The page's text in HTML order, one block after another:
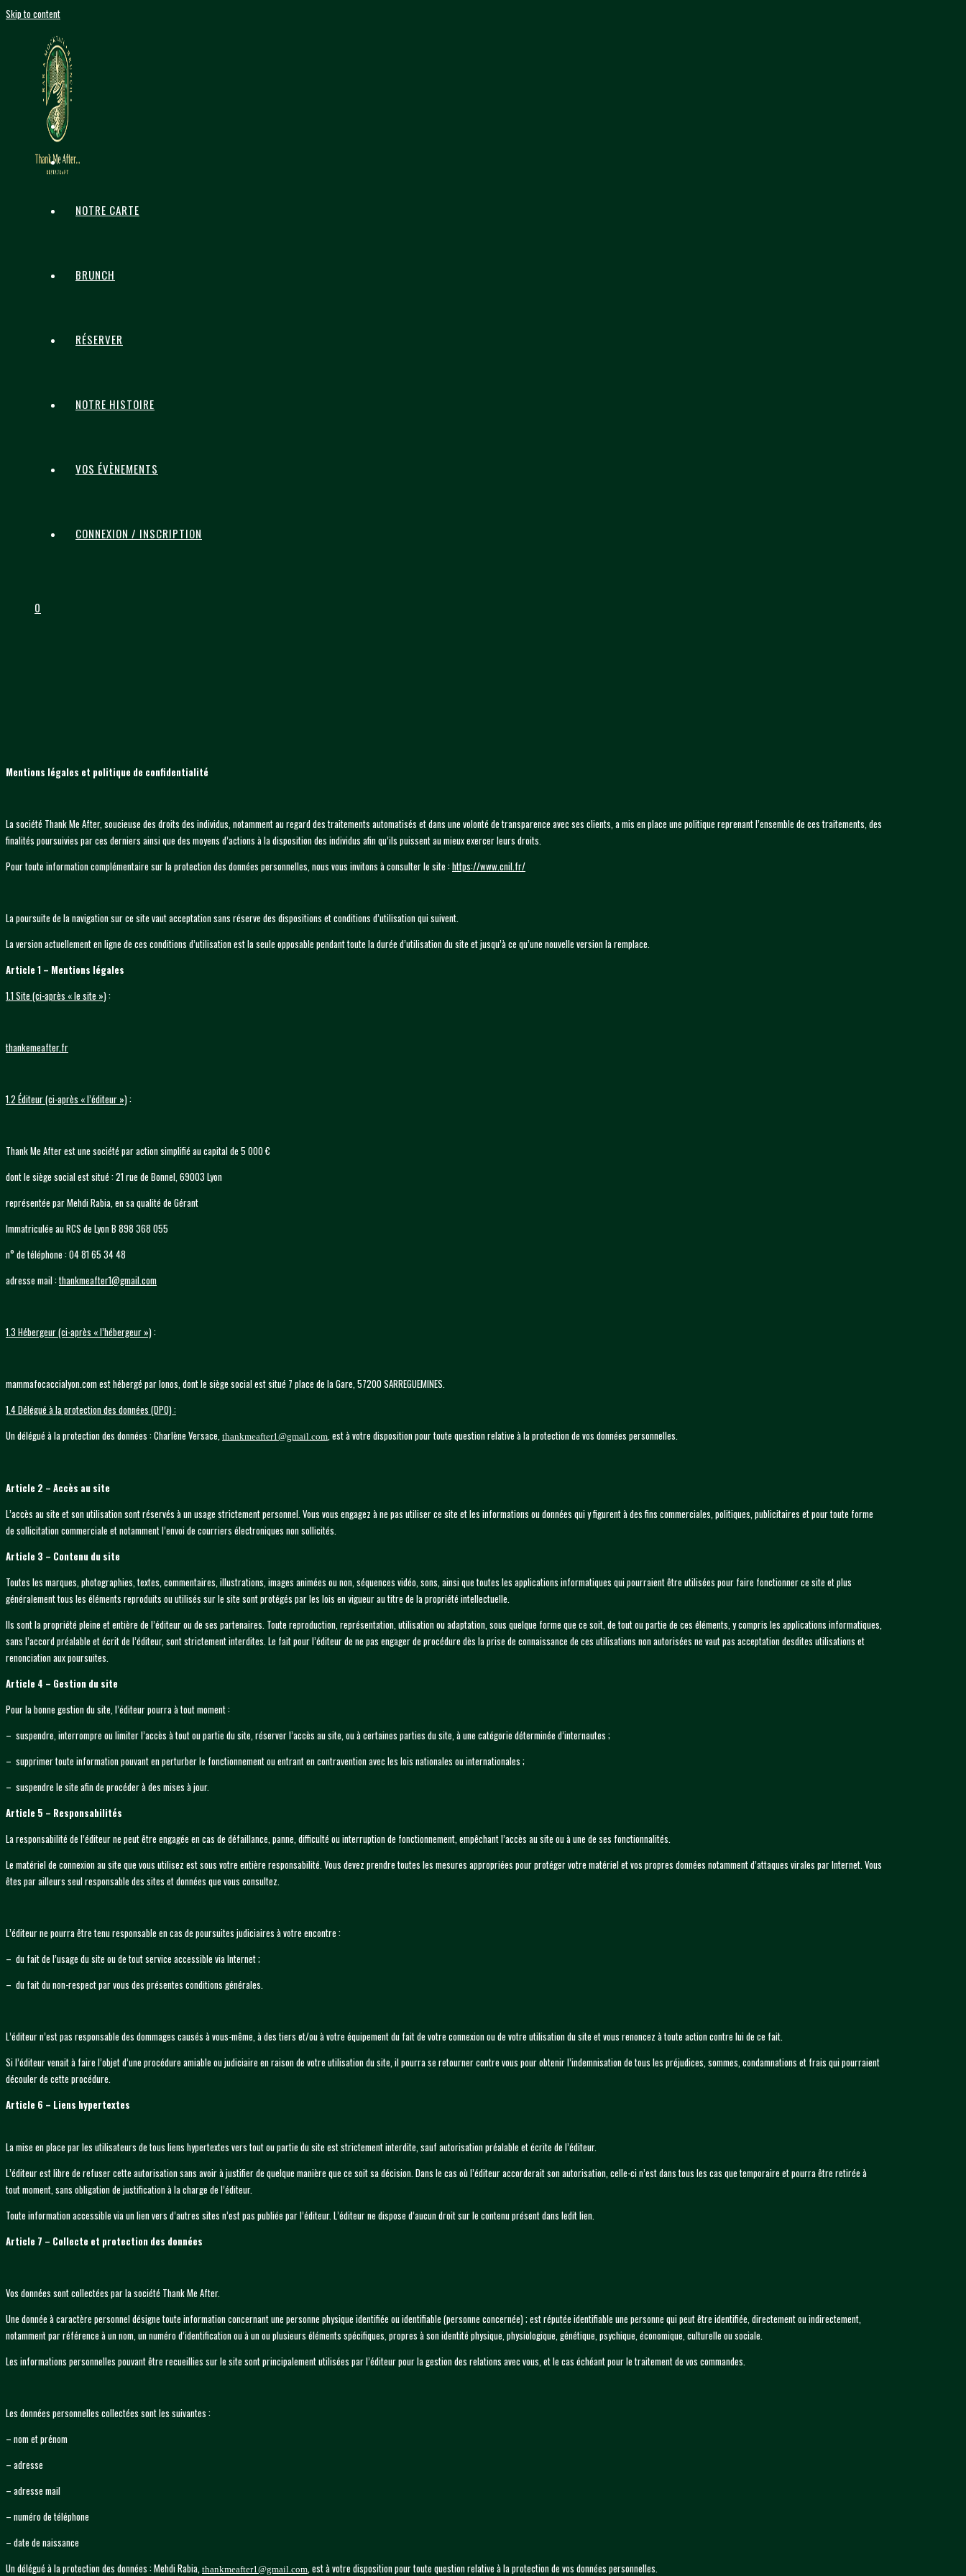
Skip to content
NOTRE CARTE
BRUNCH
RÉSERVER
NOTRE HISTOIRE
VOS ÉVÈNEMENTS
CONNEXION / INSCRIPTION
0
Mentions légales et politique de confidentialité
La société Thank Me After, soucieuse des droits des individus, notamment au regard des traitements automatisés et dans une volonté de transparence avec ses clients, a mis en place une politique reprenant l’ensemble de ces traitements, des
finalités poursuivies par ces derniers ainsi que des moyens d’actions à la disposition des individus afin qu’ils puissent au mieux exercer leurs droits.
Pour toute information complémentaire sur la protection des données personnelles, nous vous invitons à consulter le site :https://www.cnil.fr/
La poursuite de la navigation sur ce site vaut acceptation sans réserve des dispositions et conditions d’utilisation qui suivent.
La version actuellement en ligne de ces conditions d’utilisation est la seule opposable pendant toute la durée d’utilisation du site et jusqu’à ce qu’une nouvelle version la remplace.
Article 1 – Mentions légales
1.1 Site (ci-après « le site »):
thankemeafter.fr
1.2 Éditeur (ci-après « l’éditeur »):
Thank Me After est une société par action simplifié au capital de 5 000 €
dont le siège social est situé : 21 rue de Bonnel, 69003 Lyon
représentée par Mehdi Rabia, en sa qualité de Gérant
Immatriculée au RCS de Lyon B 898 368 055
n° de téléphone : 04 81 65 34 48
adresse mail :thankmeafter1@gmail.com
1.3 Hébergeur (ci-après « l’hébergeur »):
mammafocaccialyon.com est hébergé par Ionos, dont le siège social est situé 7 place de la Gare, 57200 SARREGUEMINES.
1.4 Délégué à la protection des données (DPO) :
Un délégué à la protection des données : Charlène Versace, thankmeafter1@gmail.com, est à votre disposition pour toute question relative à la protection de vos données personnelles.
Article 2 – Accès au site
L’accès au site et son utilisation sont réservés à un usage strictement personnel. Vous vous engagez à ne pas utiliser ce site et les informations ou données qui y figurent à des fins commerciales, politiques, publicitaires et pour toute forme
de sollicitation commerciale et notamment l’envoi de courriers électroniques non sollicités.
Article 3 – Contenu du site
Toutes les marques, photographies, textes, commentaires, illustrations, images animées ou non, séquences vidéo, sons, ainsi que toutes les applications informatiques qui pourraient être utilisées pour faire fonctionner ce site et plus
généralement tous les éléments reproduits ou utilisés sur le site sont protégés par les lois en vigueur au titre de la propriété intellectuelle.
Ils sont la propriété pleine et entière de l’éditeur ou de ses partenaires. Toute reproduction, représentation, utilisation ou adaptation, sous quelque forme que ce soit, de tout ou partie de ces éléments, y compris les applications informatiques,
sans l’accord préalable et écrit de l’éditeur, sont strictement interdites. Le fait pour l’éditeur de ne pas engager de procédure dès la prise de connaissance de ces utilisations non autorisées ne vaut pas acceptation desdites utilisations et
renonciation aux poursuites.
Article 4 – Gestion du site
Pour la bonne gestion du site, l’éditeur pourra à tout moment :
– suspendre, interrompre ou limiter l’accès à tout ou partie du site, réserver l’accès au site, ou à certaines parties du site, à une catégorie déterminée d’internautes ;
– supprimer toute information pouvant en perturber le fonctionnement ou entrant en contravention avec les lois nationales ou internationales ;
– suspendre le site afin de procéder à des mises à jour.
Article 5 – Responsabilités
La responsabilité de l’éditeur ne peut être engagée en cas de défaillance, panne, difficulté ou interruption de fonctionnement, empêchant l’accès au site ou à une de ses fonctionnalités.
Le matériel de connexion au site que vous utilisez est sous votre entière responsabilité. Vous devez prendre toutes les mesures appropriées pour protéger votre matériel et vos propres données notamment d’attaques virales par Internet. Vous
êtes par ailleurs seul responsable des sites et données que vous consultez.
L’éditeur ne pourra être tenu responsable en cas de poursuites judiciaires à votre encontre :
– du fait de l’usage du site ou de tout service accessible via Internet ;
– du fait du non-respect par vous des présentes conditions générales.
L’éditeur n’est pas responsable des dommages causés à vous-même, à des tiers et/ou à votre équipement du fait de votre connexion ou de votre utilisation du site et vous renoncez à toute action contre lui de ce fait.
Si l’éditeur venait à faire l’objet d’une procédure amiable ou judiciaire en raison de votre utilisation du site, il pourra se retourner contre vous pour obtenir l’indemnisation de tous les préjudices, sommes, condamnations et frais qui pourraient
découler de cette procédure.
Article 6 – Liens hypertextes
La mise en place par les utilisateurs de tous liens hypertextes vers tout ou partie du site est strictement interdite, sauf autorisation préalable et écrite de l’éditeur.
L’éditeur est libre de refuser cette autorisation sans avoir à justifier de quelque manière que ce soit sa décision. Dans le cas où l’éditeur accorderait son autorisation, celle-ci n’est dans tous les cas que temporaire et pourra être retirée à
tout moment, sans obligation de justification à la charge de l’éditeur.
Toute information accessible via un lien vers d’autres sites n’est pas publiée par l’éditeur. L’éditeur ne dispose d’aucun droit sur le contenu présent dans ledit lien.
Article 7 – Collecte et protection des données
Vos données sont collectées par la société Thank Me After.
Une donnée à caractère personnel désigne toute information concernant une personne physique identifiée ou identifiable (personne concernée) ; est réputée identifiable une personne qui peut être identifiée, directement ou indirectement,
notamment par référence à un nom, un numéro d’identification ou à un ou plusieurs éléments spécifiques, propres à son identité physique, physiologique, génétique, psychique, économique, culturelle ou sociale.
Les informations personnelles pouvant être recueillies sur le site sont principalement utilisées par l’éditeur pour la gestion des relations avec vous, et le cas échéant pour le traitement de vos commandes.
Les données personnelles collectées sont les suivantes :
– nom et prénom
– adresse
– adresse mail
– numéro de téléphone
– date de naissance
Un délégué à la protection des données : Mehdi Rabia, thankmeafter1@gmail.com, est à votre disposition pour toute question relative à la protection de vos données personnelles.